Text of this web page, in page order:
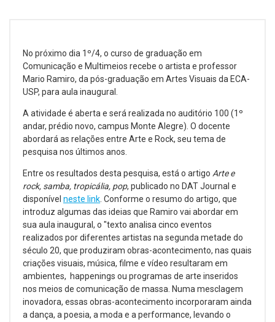
No próximo dia 1º/4, o curso de graduação em
Comunicação e Multimeios recebe o artista e professor
Mario Ramiro, da pós-graduação em Artes Visuais da ECA-
USP, para aula inaugural.
A atividade é aberta e será realizada no auditório 100 (1º
andar, prédio novo, campus Monte Alegre). O docente
abordará as relações entre Arte e Rock, seu tema de
pesquisa nos últimos anos.
Entre os resultados desta pesquisa, está o artigo Arte e
rock, samba, tropicália, pop, publicado no DAT Journal e
disponível neste link . Conforme o resumo do artigo, que
introduz algumas das ideias que Ramiro vai abordar em
sua aula inaugural, o "texto analisa cinco eventos
realizados por diferentes artistas na segunda metade do
século 20, que produziram obras-acontecimento, nas quais
criações visuais, música, filme e vídeo resultaram em
ambientes, happenings ou programas de arte inseridos
nos meios de comunicação de massa. Numa mesclagem
inovadora, essas obras-acontecimento incorporaram ainda
a dança, a poesia, a moda e a performance, levando o